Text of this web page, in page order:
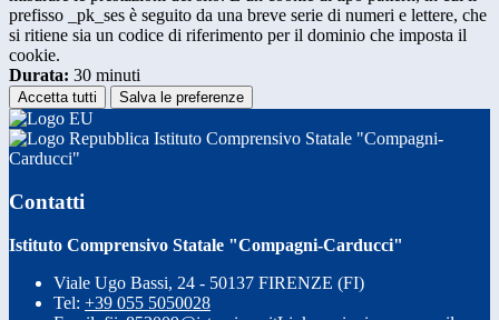
prefisso _pk_ses è seguito da una breve serie di numeri e lettere, che
si ritiene sia un codice di riferimento per il dominio che imposta il
cookie.
Durata: 30 minuti
Accetta tutti Salva le preferenze
Istituto Comprensivo Statale "Compagni-
Carducci"
Contatti
Istituto Comprensivo Statale "Compagni-Carducci"
Viale Ugo Bassi, 24 - 50137 FIRENZE (FI)
Tel: +39 055 5050028